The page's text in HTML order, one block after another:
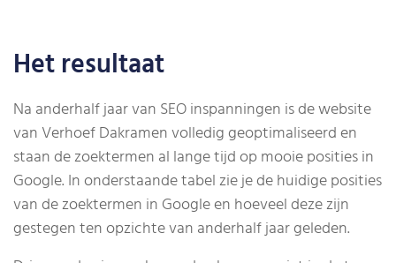
Het resultaat
Na anderhalf jaar van SEO inspanningen is de website
van Verhoef Dakramen volledig geoptimaliseerd en
staan de zoektermen al lange tijd op mooie posities in
Google. In onderstaande tabel zie je de huidige posities
van de zoektermen in Google en hoeveel deze zijn
gestegen ten opzichte van anderhalf jaar geleden.